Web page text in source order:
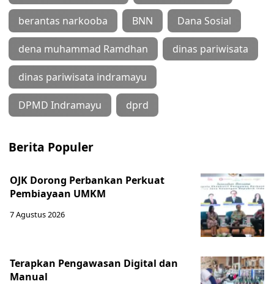
berantas narkooba BNN Dana Sosial
dena muhammad Ramdhan dinas pariwisata
dinas pariwisata indramayu
DPMD Indramayu dprd
Berita Populer
OJK Dorong Perbankan Perkuat
Pembiayaan UMKM
7 Agustus 2026
Terapkan Pengawasan Digital dan
Manual